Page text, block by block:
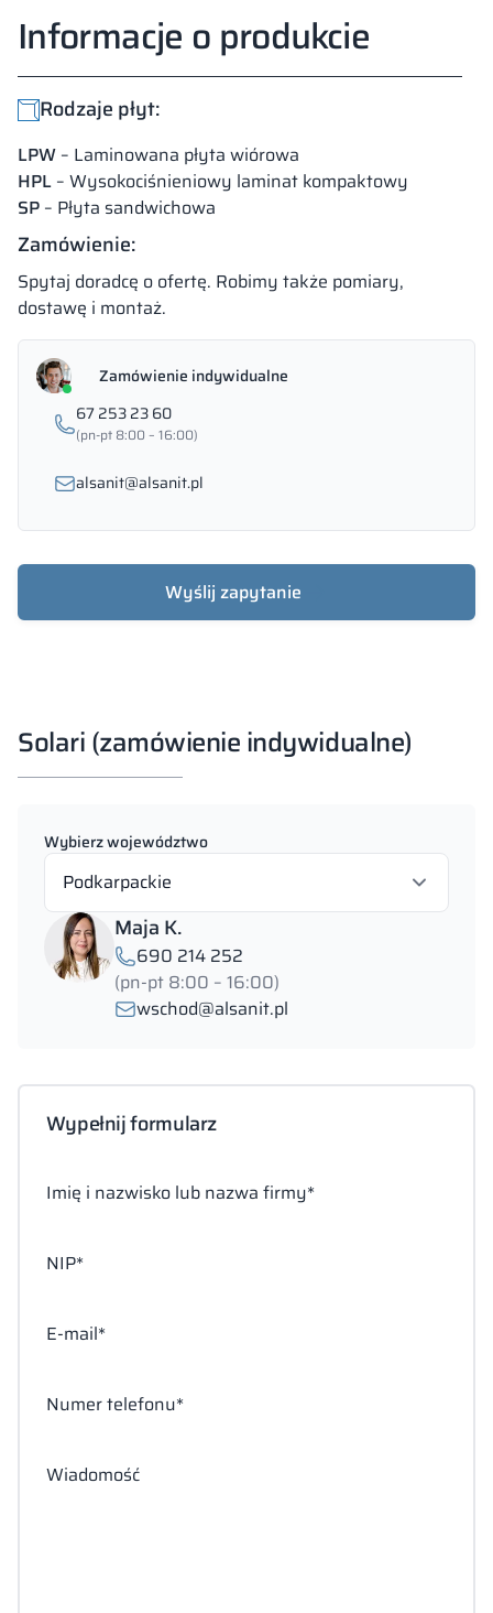
Informacje o produkcie
Rodzaje płyt:
LPW – Laminowana płyta wiórowa
HPL – Wysokociśnieniowy laminat kompaktowy
SP – Płyta sandwichowa
Zamówienie:
Spytaj doradcę o ofertę. Robimy także pomiary,
dostawę i montaż.
Zamówienie indywidualne
67 253 23 60
(pn-pt 8:00 – 16:00)
alsanit@alsanit.pl
Wyślij zapytanie
Solari (zamówienie indywidualne)
Wybierz województwo
Podkarpackie
Maja K.
690 214 252
(pn-pt 8:00 – 16:00)
wschod@alsanit.pl
Wypełnij formularz
Imię i nazwisko lub nazwa firmy*
NIP*
E-mail*
Numer telefonu*
Wiadomość